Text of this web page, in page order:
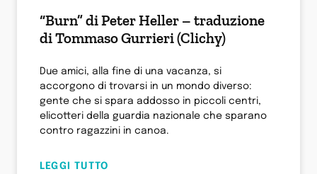
“Burn” di Peter Heller – traduzione
di Tommaso Gurrieri (Clichy)
Due amici, alla fine di una vacanza, si
accorgono di trovarsi in un mondo diverso:
gente che si spara addosso in piccoli centri,
elicotteri della guardia nazionale che sparano
contro ragazzini in canoa.
LEGGI TUTTO